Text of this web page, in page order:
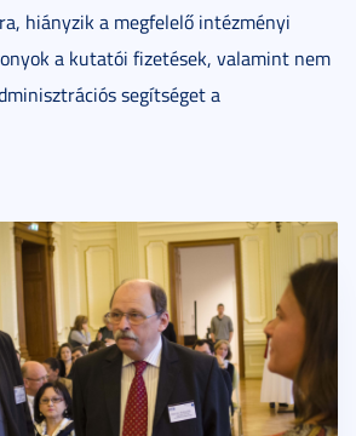
hiányzik a megfelelő intézményi
a kutatói fizetések, valamint nem
segítséget a